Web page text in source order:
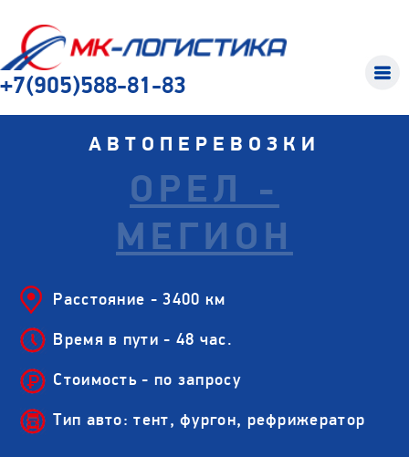
+7(905)588-81-83
АВТОПЕРЕВОЗКИ
ОРЕЛ -
МЕГИОН
Расстояние - 3400 км
Время в пути - 48 час.
Стоимость - по запросу
Тип авто: тент, фургон, рефрижератор